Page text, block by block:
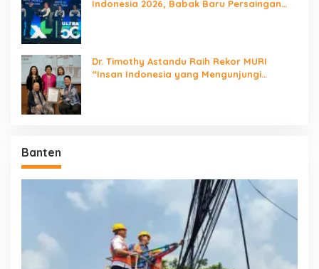
Indonesia 2026, Babak Baru Persaingan
Dr. Timothy Astandu Raih Rekor MURI
“Insan Indonesia yang Mengunjungi
Banten